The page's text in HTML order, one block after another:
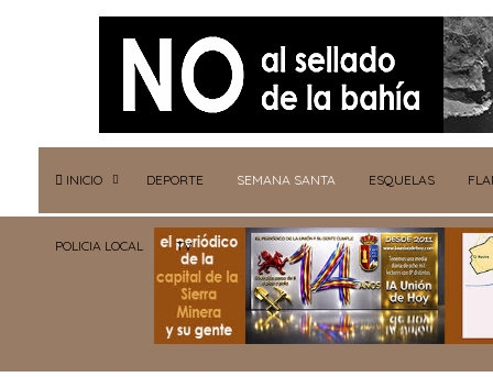
INICIO DEPORTE SEMANA SANTA ESQUELAS
POLICIA LOCAL TV